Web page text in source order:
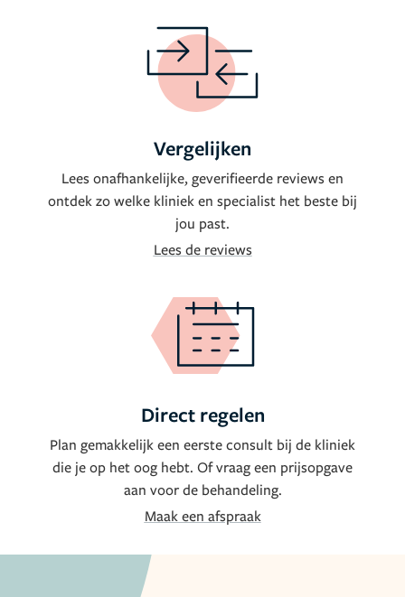
Vergelijken
Lees onafhankelijke, geverifieerde reviews en
ontdek zo welke kliniek en specialist het beste bij
jou past.
Lees de reviews
Direct regelen
Plan gemakkelijk een eerste consult bij de kliniek
die je op het oog hebt. Of vraag een prijsopgave
aan voor de behandeling.
Maak een afspraak